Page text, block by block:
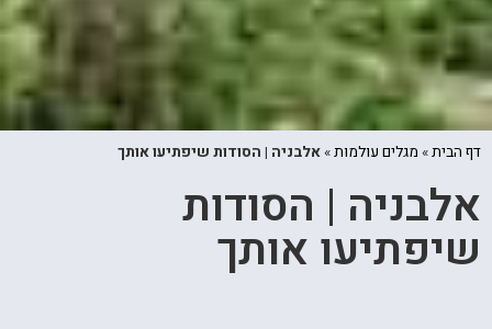
דף הבית» מגלים עולמות»אלבניה | הסודות שיפתיעו אותך
אלבניה | הסודות
שיפתיעו אותך